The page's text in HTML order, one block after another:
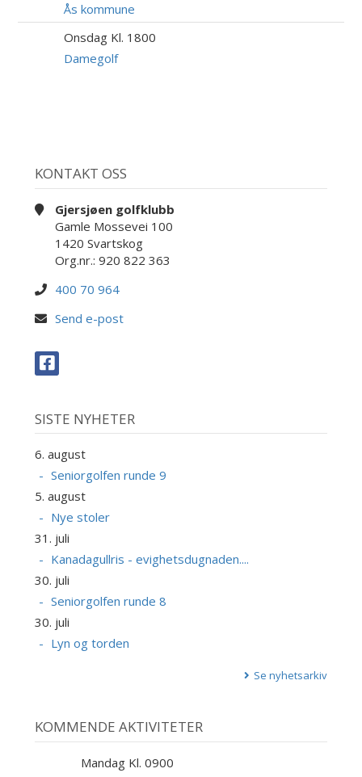
Ås kommune
Onsdag Kl. 1800
Damegolf
KONTAKT OSS
Gjersjøen golfklubb
Gamle Mossevei 100
1420 Svartskog
Org.nr.: 920 822 363
400 70 964
Send e-post
SISTE NYHETER
6. august
Seniorgolfen runde 9
5. august
Nye stoler
31. juli
Kanadagullris - evighetsdugnaden....
30. juli
Seniorgolfen runde 8
30. juli
Lyn og torden
Se nyhetsarkiv
KOMMENDE AKTIVITETER
Mandag Kl. 0900